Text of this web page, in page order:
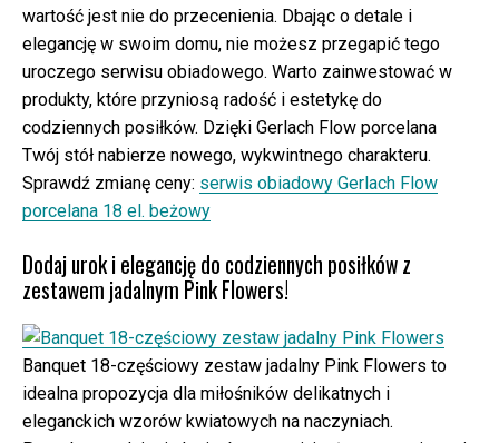
wartość jest nie do przecenienia. Dbając o detale i
elegancję w swoim domu, nie możesz przegapić tego
uroczego serwisu obiadowego. Warto zainwestować w
produkty, które przyniosą radość i estetykę do
codziennych posiłków. Dzięki Gerlach Flow porcelana
Twój stół nabierze nowego, wykwintnego charakteru.
Sprawdź zmianę ceny: serwis obiadowy Gerlach Flow
porcelana 18 el. beżowy
Dodaj urok i elegancję do codziennych posiłków z
zestawem jadalnym Pink Flowers!
Banquet 18-częściowy zestaw jadalny Pink Flowers to
idealna propozycja dla miłośników delikatnych i
eleganckich wzorów kwiatowych na naczyniach.